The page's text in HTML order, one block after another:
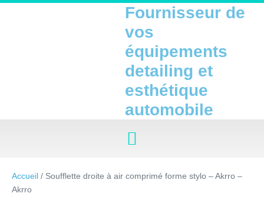
Fournisseur de
vos
équipements
detailing et
esthétique
automobile
Accueil / Soufflette droite à air comprimé forme stylo – Akrro –
Akrro